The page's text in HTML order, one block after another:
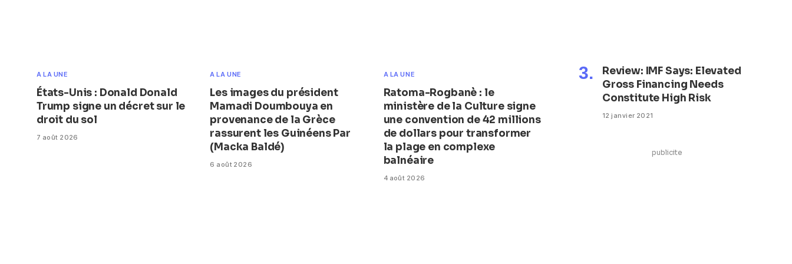
A LA UNE
États-Unis : Donald Donald
Trump signe un décret sur le
droit du sol
7 août 2026
A LA UNE
Les images du président
Mamadi Doumbouya en
provenance de la Grèce
rassurent les Guinéens Par
(Macka Baldé)
6 août 2026
A LA UNE
Ratoma-Rogbanè : le
ministère de la Culture signe
une convention de 42 millions
de dollars pour transformer
la plage en complexe
balnéaire
4 août 2026
Review: IMF Says: Elevated
Gross Financing Needs
Constitute High Risk
12 janvier 2021
publicite